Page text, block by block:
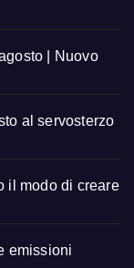
| Nuovo
al servosterzo
il modo di creare
emissioni